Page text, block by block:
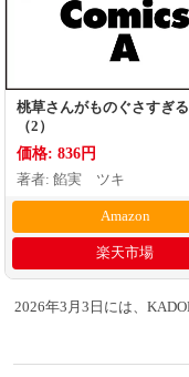
桃草さんがものぐさすぎ
（2）
価格: 836円
著者: 餡実 ツキ
Amazon
楽天市場
2026年3月3日には、